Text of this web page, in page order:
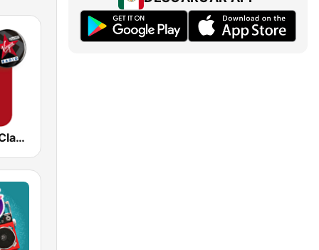
Virgin Radio Classic Rock